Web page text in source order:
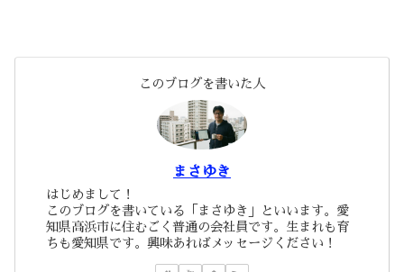
このブログを書いた人
まさゆき
はじめまして！
このブログを書いている「まさゆき」といいます。愛
知県高浜市に住むごく普通の会社員です。生まれも育
ちも愛知県です。興味あればメッセージください！